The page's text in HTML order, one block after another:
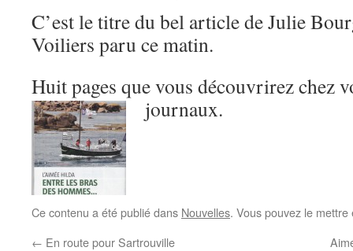
C’est le titre du bel article de Julie
Voiliers paru ce matin.
Huit pages que vous découvrirez chez
journaux.
Ce contenu a été publié dans Nouvelles. Vous pouvez le
← En route pour Sartrouville